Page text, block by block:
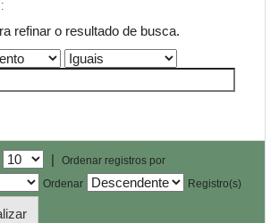
refinar o resultado de busca.
|
Ordenar registros por
Ordenar
Registro(s)